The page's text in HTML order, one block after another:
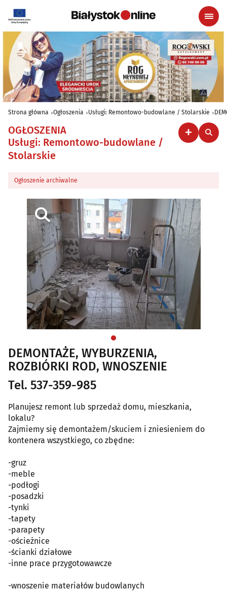
Strona główna Ogłoszenia Usługi: Remontowo-budowlane / Stolarskie
OGŁOSZENIA
Usługi: Remontowo-budowlane /
Stolarskie
Ogłoszenie archiwalne
DEMONTAŻE, WYBURZENIA,
ROZBIÓRKI ROD, WNOSZENIE
Tel. 537-359-985
Planujesz remont lub sprzedaż domu, mieszkania,
lokalu?
Zajmiemy się demontażem/skuciem i zniesieniem do
kontenera wszystkiego, co zbędne:
-gruz
-meble
-podłogi
-posadzki
-tynki
-tapety
-parapety
-ościeżnice
-ścianki działowe
-inne prace przygotowawcze
-wnoszenie materiałów budowlanych